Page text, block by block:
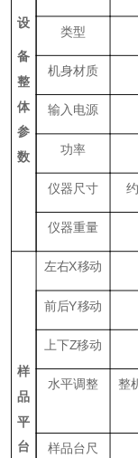
设
备
整
体
参
数
类型
机身材质
输入电源
功率
仪器尺寸
仪器重量
样
品
平
台
左右X移动
前后Y移动
上下Z移动
水平调整 整
样品台尺